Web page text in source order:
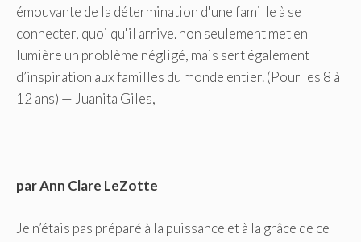
émouvante de la détermination d'une famille à se
connecter, quoi qu'il arrive. non seulement met en
lumière un problème négligé, mais sert également
d’inspiration aux familles du monde entier. (Pour les 8 à
12 ans) — Juanita Giles,
par Ann Clare LeZotte
Je n’étais pas préparé à la puissance et à la grâce de ce